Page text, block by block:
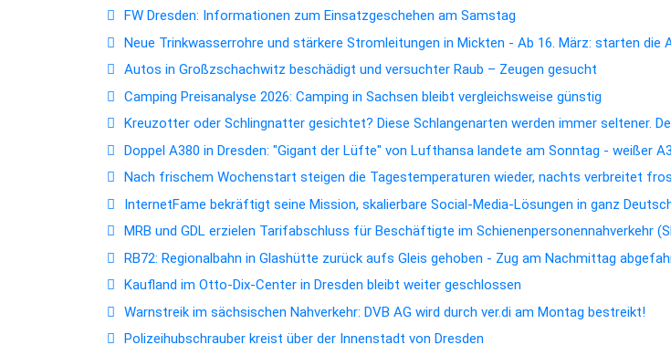
FW Dresden: Informationen zum Einsatzgeschehen am Samstag
Neue Trinkwasserrohre und stärkere Stromleitungen in Mickten - Ab 16. März: starten die
Autos in Großzschachwitz beschädigt und versuchter Raub – Zeugen gesucht
Camping Preisanalyse 2026: Camping in Sachsen bleibt vergleichsweise günstig
Kreuzotter oder Schlingnatter gesichtet? Diese Schlangenarten werden immer seltener.
Doppel A380 in Dresden: "Gigant der Lüfte" von Lufthansa landete am Sonntag - weißer
Nach frischem Wochenstart steigen die Tagestemperaturen wieder, nachts verbreitet
InternetFame bekräftigt seine Mission, skalierbare Social-Media-Lösungen in ganz
MRB und GDL erzielen Tarifabschluss für Beschäftigte im Schienenpersonennahverkehr
RB72: Regionalbahn in Glashütte zurück aufs Gleis gehoben - Zug am Nachmittag
Kaufland im Otto-Dix-Center in Dresden bleibt weiter geschlossen
Warnstreik im sächsischen Nahverkehr: DVB AG wird durch ver.di am Montag bestreikt!
Polizeihubschrauber kreist über der Innenstadt von Dresden